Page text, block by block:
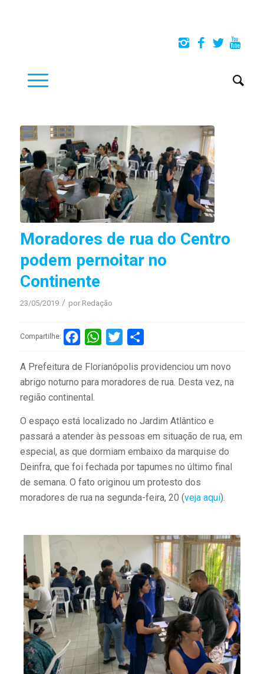
Moradores de rua do Centro
podem pernoitar no
Continente
23/05/2019 / por Redação
Compartilhe: FacebookWhatsApp
Twitter
A Prefeitura de Florianópolis providenciou um novo
abrigo noturno para moradores de rua. Desta vez, na
região continental.
O espaço está localizado no Jardim Atlântico e
passará a atender às pessoas em situação de rua, em
especial, as que dormiam embaixo da marquise do
Deinfra, que foi fechada por tapumes no último final
de semana. O fato originou um protesto dos
moradores de rua na segunda-feira, 20 (veja aqui).